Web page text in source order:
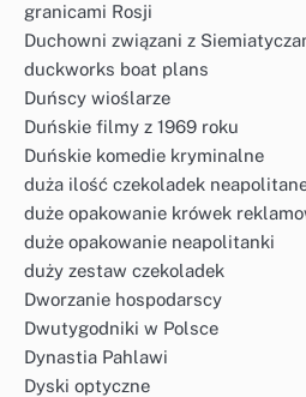
granicami Rosji
Duchowni związani z
duckworks boat plans
Duńscy wioślarze
Duńskie filmy z 1969 roku
Duńskie komedie kryminalne
duża ilość czekoladek
duże opakowanie krówek
duże opakowanie neapolitanki
duży zestaw czekoladek
Dworzanie hospodarscy
Dwutygodniki w Polsce
Dynastia Pahlawi
Dyski optyczne